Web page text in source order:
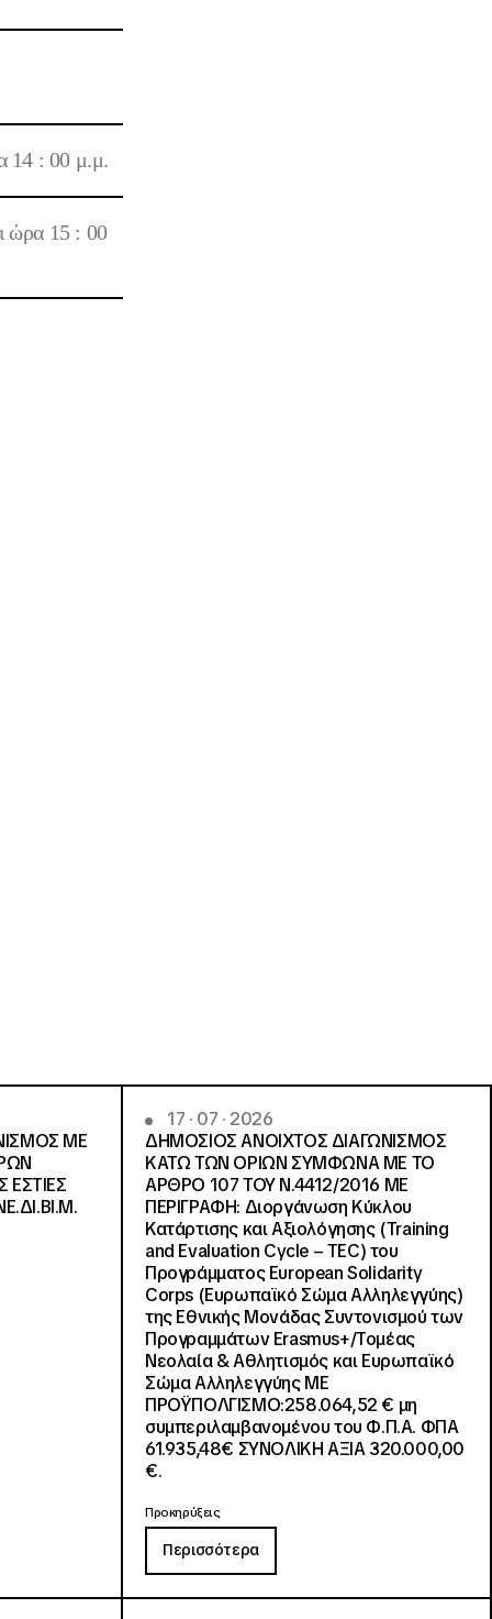
: 00 μ.μ.
15 : 00
ΜΕ
ΕΣΤΙΕΣ
17 · 07 · 2026
ΔΗΜΟΣΙΟΣ ΑΝΟΙΧΤΟΣ ΔΙΑΓΩΝΙΣΜΟΣ
ΚΑΤΩ ΤΩΝ ΟΡΙΩΝ ΣΥΜΦΩΝΑ ΜΕ ΤΟ
ΑΡΘΡΟ 107 ΤΟΥ Ν.4412/2016 ΜΕ
ΠΕΡΙΓΡΑΦΗ: Διοργάνωση Κύκλου
Κατάρτισης και Αξιολόγησης (Training
and Evaluation Cycle – TEC) του
Προγράμματος European Solidarity
Corps (Ευρωπαϊκό Σώμα Αλληλεγγύης)
της Εθνικής Μονάδας Συντονισμού των
Προγραμμάτων Erasmus+/Τομέας
Νεολαία & Αθλητισμός και Ευρωπαϊκό
Σώμα Αλληλεγγύης ΜΕ
ΠΡΟΫΠΟΛΓΙΣΜΟ:258.064,52 € μη
συμπεριλαμβανομένου του Φ.Π.Α. ΦΠΑ
61.935,48€ ΣΥΝΟΛΙΚΗ ΑΞΙΑ 320.000,00
€.
Προκηρύξεις
Περισσότερα